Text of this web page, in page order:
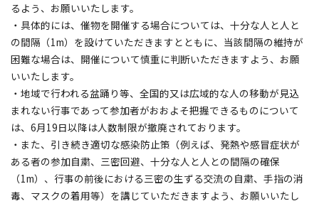
るよう、お願いいたします。
・具体的には、催物を開催する場合については、十分な人と人と
の間隔（1m）を設けていただきますとともに、当該間隔の維持が
困難な場合は、開催について慎重に判断いただきますよう、お願
いいたします。
・地域で行われる盆踊り等、全国的又は広域的な人の移動が見込
まれない行事であって参加者がおおよそ把握できるものについて
は、6月19日以降は人数制限が撤廃されております。
・また、引き続き適切な感染防止策（例えば、発熱や感冒症状が
ある者の参加自粛、三密回避、十分な人と人との間隔の確保
（1m）、行事の前後における三密の生ずる交流の自粛、手指の消
毒、マスクの着用等）を講じていただきますよう、お願いいたし